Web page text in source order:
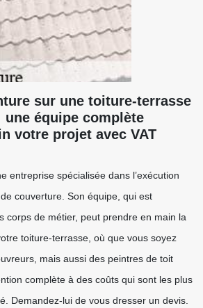
sur une toiture-terrasse
une équipe complète
votre projet avec VAT
entreprise spécialisée dans l’exécution
couverture. Son équipe, qui est
corps de métier, peut prendre en main la
toiture-terrasse, où que vous soyez
mais aussi des peintres de toit
complète à des coûts qui sont les plus
Demandez-lui de vous dresser un devis.